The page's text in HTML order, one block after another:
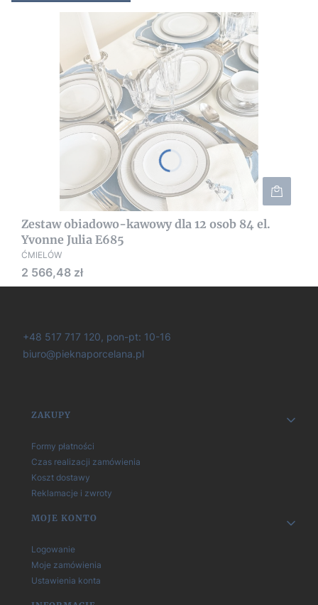
Zestaw obiadowo-kawowy dla 12 osob 84 el.
Yvonne Julia E685
ĆMIELÓW
Cena
2 566,48 zł
+48 517 717 120, pon-pt: 10-16
biuro@pieknaporcelana.pl
Linki w stopce
ZAKUPY
Formy płatności
Czas realizacji zamówienia
Koszt dostawy
Reklamacje i zwroty
MOJE KONTO
Logowanie
Moje zamówienia
Ustawienia konta